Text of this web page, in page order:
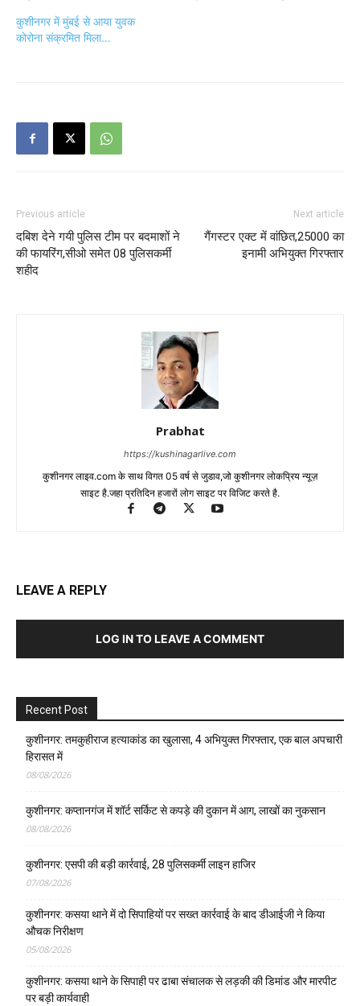
कुशीनगर में मुंबई से आया युवक
कोरोना संक्रमित मिला…
Previous article
दबिश देने गयी पुलिस टीम पर बदमाशों ने
की फायरिंग,सीओ समेत 08 पुलिसकर्मी
शहीद
Next article
गैंगस्टर एक्ट में वांछित,25000 का
इनामी अभियुक्त गिरफ्तार
Prabhat
https://kushinagarlive.com
कुशीनगर लाइव.com के साथ विगत 05 वर्ष से जुडाव,जो कुशीनगर लोकप्रिय न्यूज़
साइट है.जहा प्रतिदिन हजारों लोग साइट पर विजिट करते है.
LEAVE A REPLY
LOG IN TO LEAVE A COMMENT
Recent Post
कुशीनगर: तमकुहीराज हत्याकांड का खुलासा, 4 अभियुक्त गिरफ्तार, एक बाल अपचारी
हिरासत में
08/08/2026
कुशीनगर: कप्तानगंज में शॉर्ट सर्किट से कपड़े की दुकान में आग, लाखों का नुकसान
08/08/2026
कुशीनगर: एसपी की बड़ी कार्रवाई, 28 पुलिसकर्मी लाइन हाजिर
07/08/2026
कुशीनगर: कसया थाने में दो सिपाहियों पर सख्त कार्रवाई के बाद डीआईजी ने किया
औचक निरीक्षण
05/08/2026
कुशीनगर: कसया थाने के सिपाही पर ढाबा संचालक से लड़की की डिमांड और मारपीट
पर बड़ी कार्यवाही